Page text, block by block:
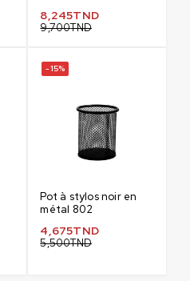
9,700TND
8,245TND
-15%
Pot à stylos noir en
métal 802
5,500TND
4,675TND